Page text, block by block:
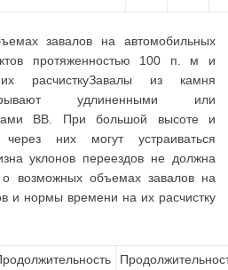
завалов на автомобильных
протяженностью 100 п. м и
расчисткуЗавалы из камня
удлиненными или
ВВ. При большой высоте и
через них могут устраиваться
уклонов переездов не должна
возможных объемах завалов на
и нормы времени на их расчистку